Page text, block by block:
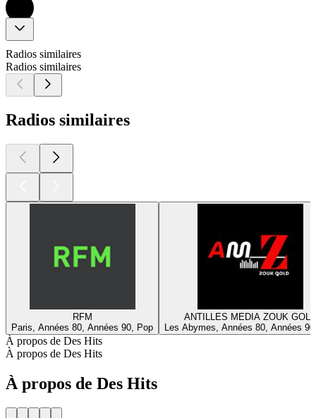
Radios similaires
Radios similaires
Radios similaires
RFM
Paris, Années 80, Années 90, Pop
ANTILLES MEDIA ZOUK GOLD
Les Abymes, Années 80, Années
À propos de Des Hits
À propos de Des Hits
À propos de Des Hits